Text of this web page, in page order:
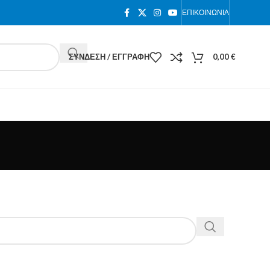
ΕΠΙΚΟΙΝΩΝΊΑ
ΣΎΝΔΕΣΗ / ΕΓΓΡΑΦΉ 0,00€